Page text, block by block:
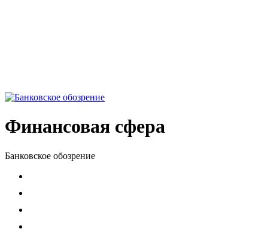
Финансовая сфера
Банковское обозрение